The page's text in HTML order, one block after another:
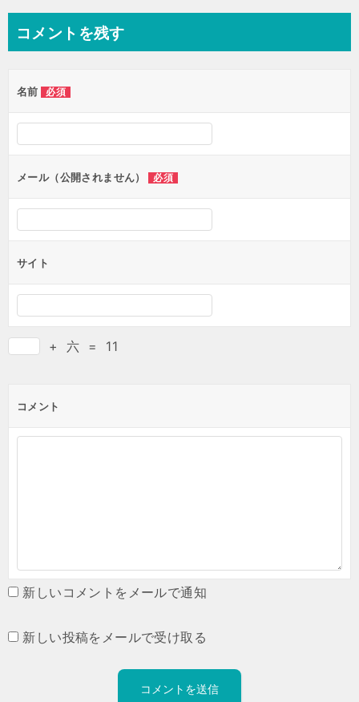
コメントを残す
名前 必須
メール（公開されません） 必須
サイト
+ 六 = 11
コメント
新しいコメントをメールで通知
新しい投稿をメールで受け取る